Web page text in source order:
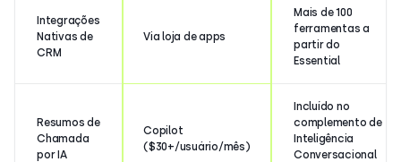
Integrações
Nativas de
CRM
Via loja de apps
Mais de 100
ferramentas a
partir do
Essential
Resumos de
Chamada
por IA
Copilot
($30+/usuário/mês)
Incluído no
complemento de
Inteligência
Conversacional